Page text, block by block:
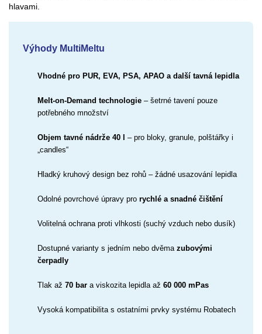
hlavami.
Výhody MultiMeltu
Vhodné pro PUR, EVA, PSA, APAO a další tavná lepidla
Melt-on-Demand technologie – šetrné tavení pouze
potřebného množství
Objem tavné nádrže 40 l – pro bloky, granule, polštářky i
„candles“
Hladký kruhový design bez rohů – žádné usazování lepidla
Odolné povrchové úpravy pro rychlé a snadné čištění
Volitelná ochrana proti vlhkosti (suchý vzduch nebo dusík)
Dostupné varianty s jedním nebo dvěma zubovými
čerpadly
Tlak až 70 bar a viskozita lepidla až 60 000 mPas
Vysoká kompatibilita s ostatními prvky systému Robatech